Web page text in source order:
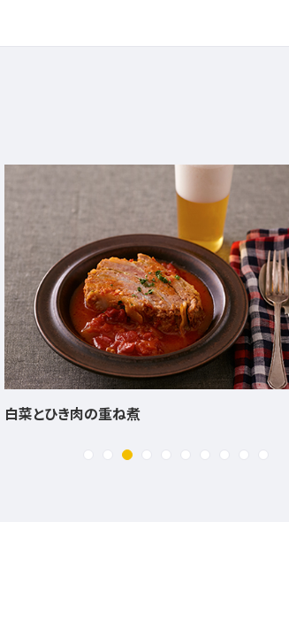
パプリカとえびのこんがり焼きリゾット